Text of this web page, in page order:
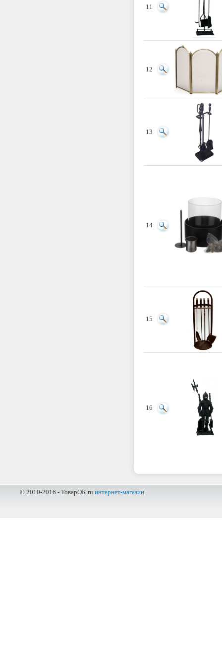
11
12
13
14
15
16
© 2010-2016 - ТоварОК.ru интернет-магазин